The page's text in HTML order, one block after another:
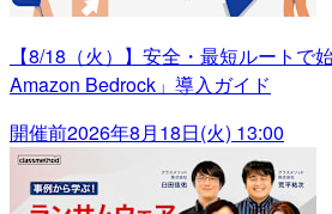
【8/18（火）】安全・最短ルートで
Amazon Bedrock」導入ガイド
開催前2026年8月18日(火) 13:00